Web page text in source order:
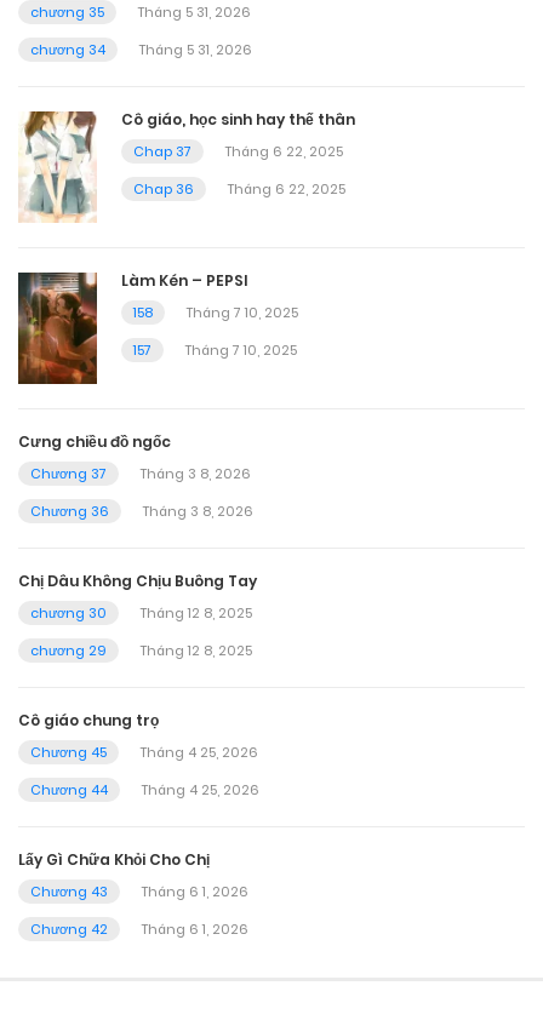
chương 35
Tháng 5 31, 2026
chương 34
Tháng 5 31, 2026
Cô giáo, học sinh hay thế thân
Chap 37
Tháng 6 22, 2025
Chap 36
Tháng 6 22, 2025
Làm Kén – PEPSI
158
Tháng 7 10, 2025
157
Tháng 7 10, 2025
Cưng chiều đồ ngốc
Chương 37
Tháng 3 8, 2026
Chương 36
Tháng 3 8, 2026
Chị Dâu Không Chịu Buông Tay
chương 30
Tháng 12 8, 2025
chương 29
Tháng 12 8, 2025
Cô giáo chung trọ
Chương 45
Tháng 4 25, 2026
Chương 44
Tháng 4 25, 2026
Lấy Gì Chữa Khỏi Cho Chị
Chương 43
Tháng 6 1, 2026
Chương 42
Tháng 6 1, 2026